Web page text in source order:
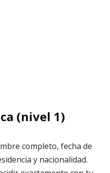
(nivel 1)
completo, fecha de
y nacionalidad.